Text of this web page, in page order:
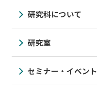
研究科について
研究室
セミナー・イベント